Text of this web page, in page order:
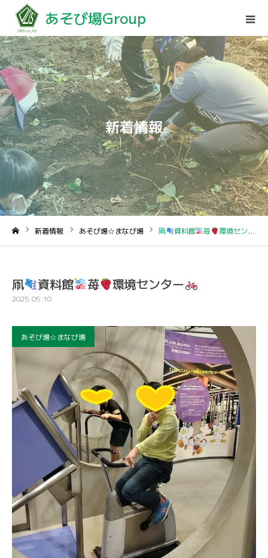
あそび場Group
新着情報
新着情報 あそび場☆まなび場 凧 資料館 苺 環境センター
凧 資料館 苺 環境センター
2025.05.10
あそび場☆まなび場